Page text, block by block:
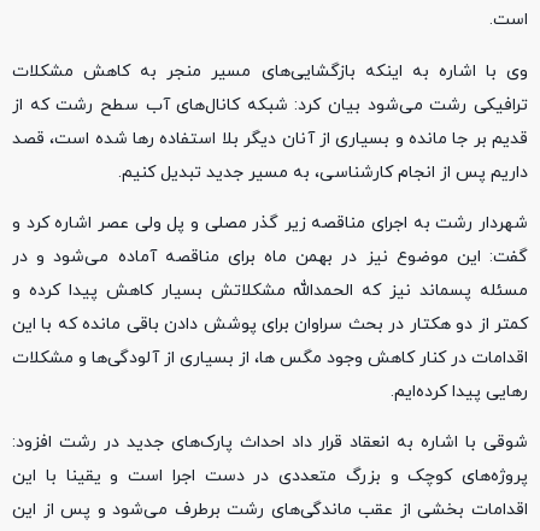
است.
وی با اشاره به اینکه بازگشایی‌های مسیر منجر به کاهش مشکلات
ترافیکی رشت می‌شود بیان کرد: شبکه کانال‌های آب سطح رشت که از
قدیم بر جا مانده و بسیاری از آنان دیگر بلا استفاده رها شده است، قصد
داریم پس از انجام کارشناسی، به مسیر جدید تبدیل کنیم.
شهردار رشت به اجرای مناقصه زیر گذر مصلی و پل ولی عصر اشاره کرد و
گفت: این موضوع نیز در بهمن ماه برای مناقصه آماده می‌شود و در
مسئله پسماند نیز که الحمدالله مشکلاتش بسیار کاهش پیدا کرده و
کمتر از دو هکتار در بحث سراوان برای پوشش دادن باقی مانده که با این
اقدامات در کنار کاهش وجود مگس ها، از بسیاری از آلودگی‌ها و مشکلات
رهایی پیدا کرده‌ایم.
شوقی با اشاره به انعقاد قرار داد احداث پارک‌های جدید در رشت افزود:
پروژه‌های کوچک و بزرگ متعددی در دست اجرا است و یقینا با این
اقدامات بخشی از عقب ماندگی‌های رشت برطرف می‌شود و پس از این